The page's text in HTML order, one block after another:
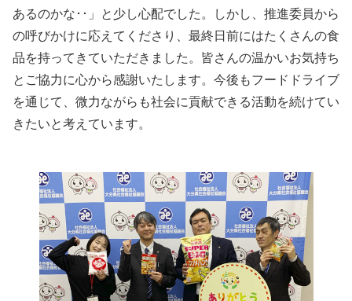
あるのかな･･」と少し心配でした。しかし、推進委員から
の呼びかけに応えてくださり、最終日前にはたくさんの食
品を持ってきていただきました。皆さんの温かいお気持ち
とご協力に心から感謝いたします。今後もフードドライブ
を通じて、微力ながらも社会に貢献できる活動を続けてい
きたいと考えています。